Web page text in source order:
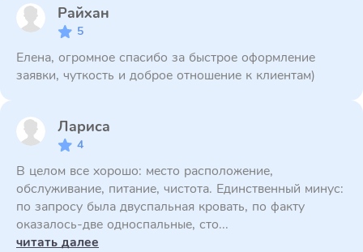
Райхан
5
Елена, огромное спасибо за быстрое оформление
заявки, чуткость и доброе отношение к клиентам)
Лариса
4
В целом все хорошо: место расположение,
обслуживание, питание, чистота. Единственный минус:
по запросу была двуспальная кровать, по факту
оказалось-две односпальные, сто...
читать далее